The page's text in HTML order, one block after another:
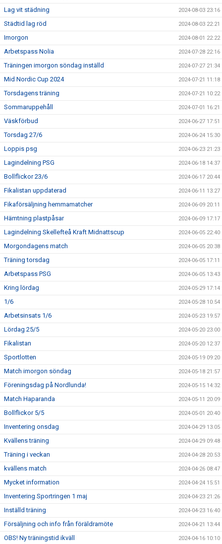
Lag vit städning 2024-08-03 23:16
Städtid lag röd 2024-08-03 22:21
Imorgon 2024-08-01 22:22
Arbetspass Nolia 2024-07-28 22:16
Träningen imorgon söndag inställd 2024-07-27 21:34
Mid Nordic Cup 2024 2024-07-21 11:18
Torsdagens träning 2024-07-21 10:22
Sommaruppehåll 2024-07-01 16:21
Väskförbud 2024-06-27 17:51
Torsdag 27/6 2024-06-24 15:30
Loppis psg 2024-06-23 21:23
Lagindelning PSG 2024-06-18 14:37
Bollflickor 23/6 2024-06-17 20:44
Fikalistan uppdaterad 2024-06-11 13:27
Fikaförsäljning hemmamatcher 2024-06-09 20:11
Hämtning plastpåsar 2024-06-09 17:17
Lagindelning Skellefteå Kraft Midnattscup 2024-06-05 22:40
Morgondagens match 2024-06-05 20:38
Träning torsdag 2024-06-05 17:11
Arbetspass PSG 2024-06-05 13:43
Kring lördag 2024-05-29 17:14
1/6 2024-05-28 10:54
Arbetsinsats 1/6 2024-05-23 19:57
Lördag 25/5 2024-05-20 23:00
Fikalistan 2024-05-20 12:37
Sportlotten 2024-05-19 09:20
Match imorgon söndag 2024-05-18 21:57
Föreningsdag på Nordlunda! 2024-05-15 14:32
Match Haparanda 2024-05-11 20:09
Bollflickor 5/5 2024-05-01 20:40
Inventering onsdag 2024-04-29 13:05
Kvällens träning 2024-04-29 09:48
Träning i veckan 2024-04-28 20:53
kvällens match 2024-04-26 08:47
Mycket information 2024-04-24 15:51
Inventering Sportringen 1 maj 2024-04-23 21:26
Inställd träning 2024-04-23 16:40
Försäljning och info från föräldramöte 2024-04-21 13:44
OBS! Ny träningstid ikväll 2024-04-16 10:10